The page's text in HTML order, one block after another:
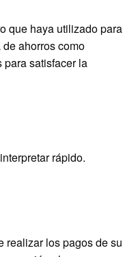
que haya utilizado para
ahorros como
para satisfacer la
rápido.
realizar los pagos de su